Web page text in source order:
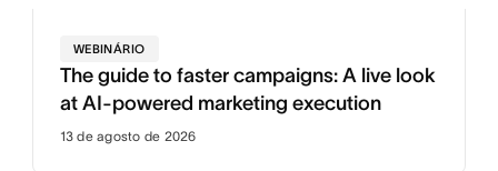
WEBINÁRIO
The guide to faster campaigns: A live look
at AI-powered marketing execution
13 de agosto de 2026